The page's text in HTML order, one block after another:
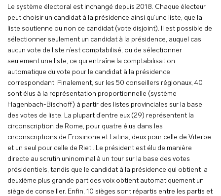
Le système électoral est inchangé depuis 2018. Chaque électeur
peut choisir un candidat à la présidence ainsi qu’une liste, que la
liste soutienne ou non ce candidat (vote disjoint). Il est possible de
sélectionner seulement un candidat à la présidence, auquel cas
aucun vote de liste n’est comptabilisé, ou de sélectionner
seulement une liste, ce qui entraîne la comptabilisation
automatique du vote pour le candidat à la présidence
correspondant. Finalement, sur les 50 conseillers régionaux, 40
sont élus à la représentation proportionnelle (système
Hagenbach-Bischoff) à partir des listes provinciales sur la base
des votes de liste. La plupart d’entre eux (29) représentent la
circonscription de Rome, pour quatre élus dans les
circonscriptions de Frosinone et Latina, deux pour celle de Viterbe
et un seul pour celle de Rieti. Le président est élu de manière
directe au scrutin uninominal à un tour sur la base des votes
présidentiels, tandis que le candidat à la présidence qui obtient la
deuxième plus grande part des voix obtient automatiquement un
siège de conseiller. Enfin, 10 sièges sont répartis entre les partis et